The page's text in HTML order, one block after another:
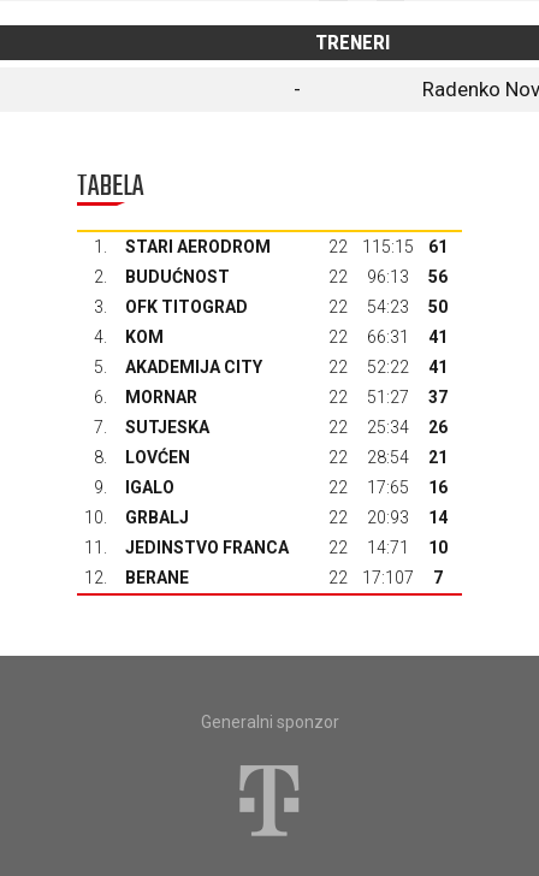
TRENERI
-
Radenko
TABELA
1. STARI AERODROM 22 115:15
61
2.
BUDUĆNOST 22 96:13
56
3.
OFK TITOGRAD 22 54:23
50
4.
KOM 22 66:31
41
5.
AKADEMIJA CITY 22 52:22
41
6.
MORNAR 22 51:27
37
7.
SUTJESKA 22 25:34
26
8.
LOVĆEN 22 28:54
21
9.
IGALO 22 17:65
16
10.
GRBALJ 22 20:93
14
11.
JEDINSTVO FRANCA 22 14:71
10
12.
BERANE 22 17:107 7
Generalni sponzor